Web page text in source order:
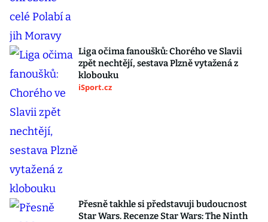
Liga očima fanoušků: Chorého ve Slavii
zpět nechtějí, sestava Plzně vytažená z
klobouku
iSport.cz
Přesně takhle si představuji budoucnost
Star Wars. Recenze Star Wars: The Ninth